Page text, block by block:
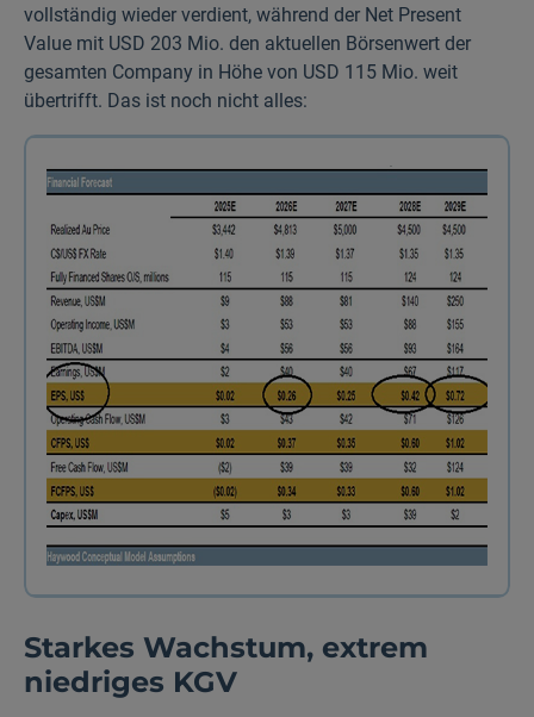
vollständig wieder verdient, während der Net Present
Value mit USD 203 Mio. den aktuellen Börsen­wert der
gesamten Company in Höhe von USD 115 Mio. weit
übertrifft. Das ist noch nicht alles:
Starkes Wachstum, extrem
niedriges KGV